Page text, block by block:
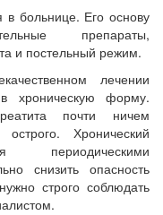
в больнице. Его основу
препараты,
и постельный режим.
лечении
хроническую форму.
почти ничем
Хронический
периодическими
снизить опасность
строго соблюдать